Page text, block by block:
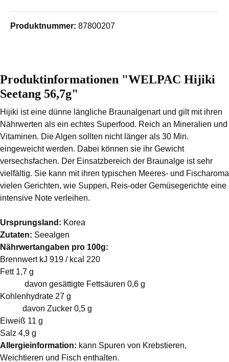
Produktnummer: 87800207
Produktinformationen "WELPAC Hijiki
Seetang 56,7g"
Hijiki ist eine dünne längliche Braunalgenart und gilt mit ihren
Nährwerten als ein echtes Superfood. Reich an Mineralien und
Vitaminen. Die Algen sollten nicht länger als 30 Min.
eingeweicht werden. Dabei können sie ihr Gewicht
versechsfachen. Der Einsatzbereich der Braunalge ist sehr
vielfältig. Sie kann mit ihren typischen Meeres- und Fischaroma
vielen Gerichten, wie Suppen, Reis-oder Gemüsegerichte eine
intensive Note verleihen.
Ursprungsland: Korea
Zutaten: Seealgen
Nährwertangaben pro 100g:
Brennwert kJ 919 / kcal 220
Fett 1,7 g
davon gesättigte Fettsäuren 0,6 g
Kohlenhydrate 27 g
davon Zucker 0,5 g
Eiweiß 11 g
Salz 4,9 g
Allergieinformation: kann Spuren von Krebstieren,
Weichtieren und Fisch enthalten.